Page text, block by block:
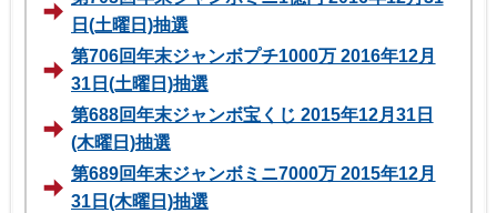
日(土曜日)抽選
第706回年末ジャンボプチ1000万 2016年12月
31日(土曜日)抽選
第688回年末ジャンボ宝くじ 2015年12月31日
(木曜日)抽選
第689回年末ジャンボミニ7000万 2015年12月
31日(木曜日)抽選